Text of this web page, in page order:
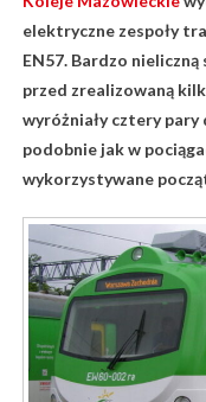
elektryczne zespoły
EN57. Bardzo
przed zrealizowaną
wyróżniały cztery pary
podobnie jak w
wykorzystywane